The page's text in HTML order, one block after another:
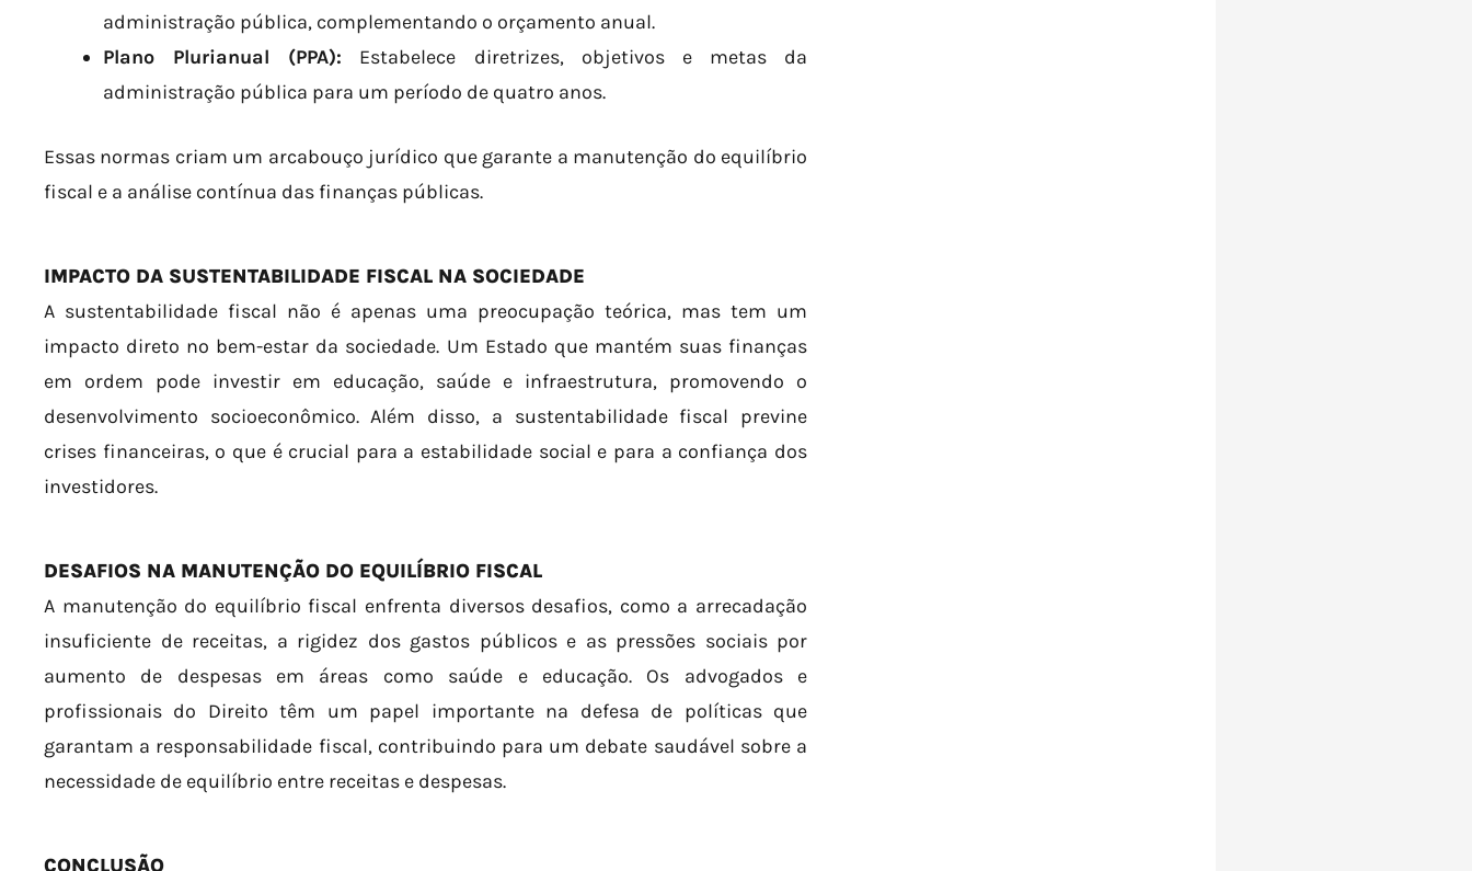
administração pública, complementando o orçamento anual.
Plano Plurianual (PPA): Estabelece diretrizes, objetivos e metas da
administração pública para um período de quatro anos.
Essas normas criam um arcabouço jurídico que garante a manutenção do equilíbrio
fiscal e a análise contínua das finanças públicas.
IMPACTO DA SUSTENTABILIDADE FISCAL NA SOCIEDADE
A sustentabilidade fiscal não é apenas uma preocupação teórica, mas tem um
impacto direto no bem-estar da sociedade. Um Estado que mantém suas finanças
em ordem pode investir em educação, saúde e infraestrutura, promovendo o
desenvolvimento socioeconômico. Além disso, a sustentabilidade fiscal previne
crises financeiras, o que é crucial para a estabilidade social e para a confiança dos
investidores.
DESAFIOS NA MANUTENÇÃO DO EQUILÍBRIO FISCAL
A manutenção do equilíbrio fiscal enfrenta diversos desafios, como a arrecadação
insuficiente de receitas, a rigidez dos gastos públicos e as pressões sociais por
aumento de despesas em áreas como saúde e educação. Os advogados e
profissionais do Direito têm um papel importante na defesa de políticas que
garantam a responsabilidade fiscal, contribuindo para um debate saudável sobre a
necessidade de equilíbrio entre receitas e despesas.
CONCLUSÃO